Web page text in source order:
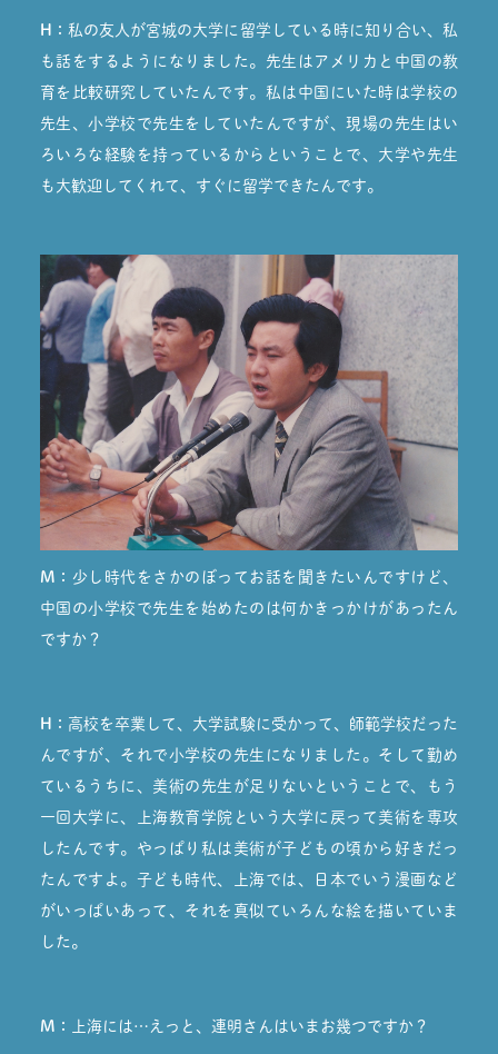
H： 私の友人が宮城の大学に留学している時に知り合い、私
も話をするようになりました。先生はアメリカと中国の教
育を比較研究していたんです。私は中国にいた時は学校の
先生、小学校で先生をしていたんですが、現場の先生はい
ろいろな経験を持っているからということで、大学や先生
も大歓迎してくれて、すぐに留学できたんです。
M： 少し時代をさかのぼってお話を聞きたいんですけど、
中国の小学校で先生を始めたのは何かきっかけがあったん
ですか？
H： 高校を卒業して、大学試験に受かって、師範学校だった
んですが、それで小学校の先生になりました。そして勤め
ているうちに、美術の先生が足りないということで、もう
一回大学に、上海教育学院という大学に戻って美術を専攻
したんです。やっぱり私は美術が子どもの頃から好きだっ
たんですよ。子ども時代、上海では、日本でいう漫画など
がいっぱいあって、それを真似ていろんな絵を描いていま
した。
M： 上海には…えっと、連明さんはいまお幾つですか？